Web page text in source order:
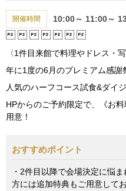
開催時間 10:00～ 11:00～
〈1件目来館で料理やドレス・
年に1度の6月のプレミアム感謝
人気のハーフコース試食&ダイ
HPからのご予約限定で、《お
用意！
おすすめポイント
・2件目以降で会場決定に悩
方には追加特典もご用意して